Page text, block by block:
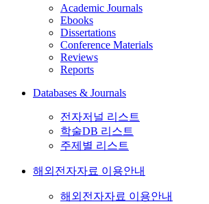
Academic Journals
Ebooks
Dissertations
Conference Materials
Reviews
Reports
Databases & Journals
전자저널 리스트
학술DB 리스트
주제별 리스트
해외전자자료 이용안내
해외전자자료 이용안내